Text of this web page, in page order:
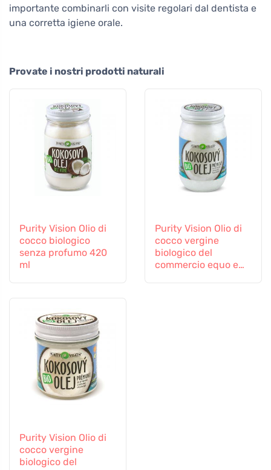
importante combinarli con visite regolari dal dentista e
una corretta igiene orale.
Provate i nostri prodotti naturali
Purity Vision Olio di
cocco biologico
senza profumo 420
ml
Purity Vision Olio di
cocco vergine
biologico del
commercio equo e
Purity Vision Olio di
cocco vergine
biologico del